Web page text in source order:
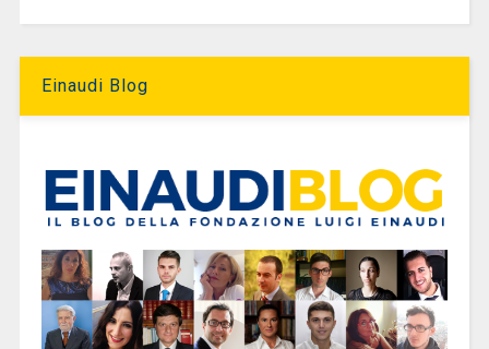
Einaudi Blog